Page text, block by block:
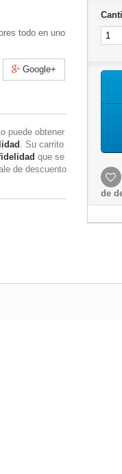
todo en uno
Google+
puede obtener
. Su carrito
que se
de descuento
de